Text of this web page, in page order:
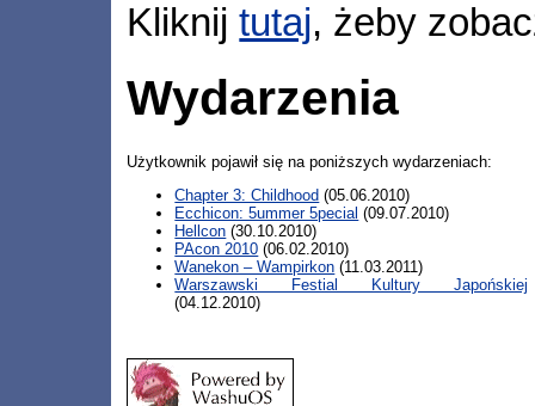
Kliknijtutaj, żeby
Wydarzenia
Użytkownik pojawił się na poniższych wydarzeniach:
Chapter 3: Childhood (05.06.2010)
Ecchicon: 5ummer 5pecial (09.07.2010)
Hellcon (30.10.2010)
PAcon 2010 (06.02.2010)
Wanekon – Wampirkon (11.03.2011)
Warszawski Festial Kultury Japońskiej
(04.12.2010)